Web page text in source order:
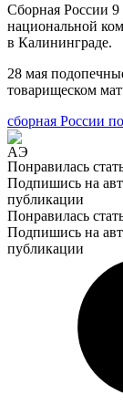
Сборная России
национальной
в Калининграде.
28 мая
товарищеском
сборная России
Понравилась
Подпишись на
публикации
Понравилась
Подпишись на
публикации